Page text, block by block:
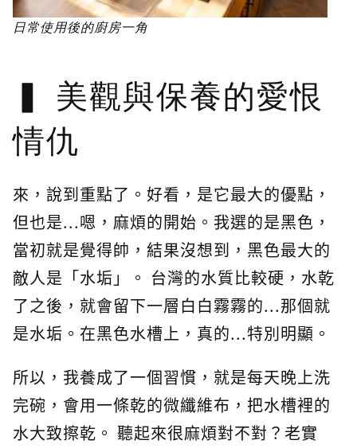
日常使用後的廚房一角
美觀與保養的愛恨
情仇
來，說到重點了。好看，是它最大的優點，
但也是...嗯，麻煩的開始。我選的是黑色，
當初就是覺得帥，結果沒想到，黑色最大的
敵人是「水垢」。 台灣的水質比較硬，水乾
了之後，就會留下一層白白霧霧的...那個就
是水垢。在黑色水槽上，真的...特別明顯。
所以，我養成了一個習慣，就是每天晚上洗
完碗，會用一條乾的微纖維布，把水槽裡的
水大致擦乾。 聽起來很麻煩對不對？老實